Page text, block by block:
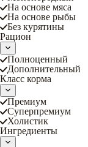
На основе мяса
На основе рыбы
Без курятины
Рацион
Полноценный
Дополнительный
Класс корма
Премиум
Суперпремиум
Холистик
Ингредиенты